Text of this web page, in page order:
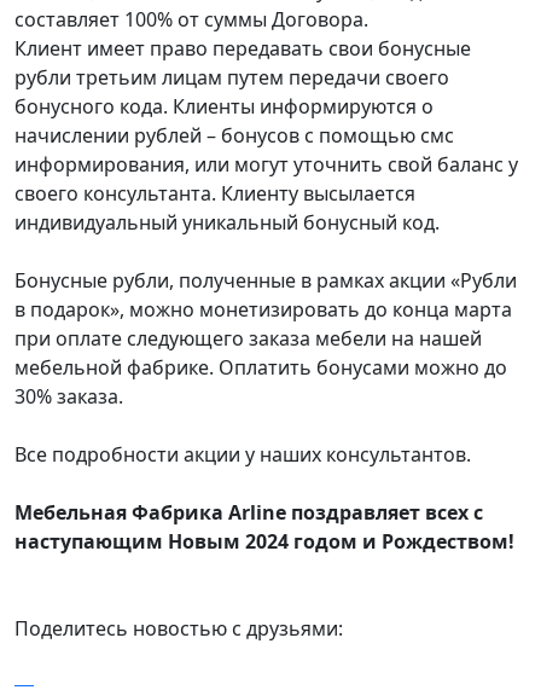
составляет 100% от суммы Договора.
Клиент имеет право передавать свои бонусные
рубли третьим лицам путем передачи своего
бонусного кода. Клиенты информируются о
начислении рублей – бонусов с помощью смс
информирования, или могут уточнить свой баланс у
своего консультанта. Клиенту высылается
индивидуальный уникальный бонусный код.
Бонусные рубли, полученные в рамках акции «Рубли
в подарок», можно монетизировать до конца марта
при оплате следующего заказа мебели на нашей
мебельной фабрике. Оплатить бонусами можно до
30% заказа.
Все подробности акции у наших консультантов.
Мебельная Фабрика Arline поздравляет всех с
наступающим Новым 2024 годом и Рождеством!
Поделитесь новостью с друзьями: